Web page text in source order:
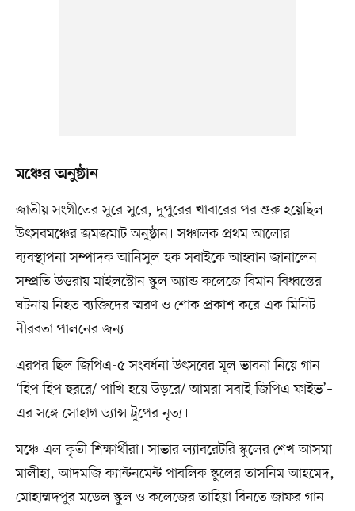
মঞ্চের অনুষ্ঠান
জাতীয় সংগীতের সুরে সুরে, দুপুরের খাবারের পর শুরু হয়েছিল
উৎসবমঞ্চের জমজমাট অনুষ্ঠান। সঞ্চালক প্রথম আলোর
ব্যবস্থাপনা সম্পাদক আনিসুল হক সবাইকে আহ্বান জানালেন
সম্প্রতি উত্তরায় মাইলস্টোন স্কুল অ্যান্ড কলেজে বিমান বিধ্বস্তের
ঘটনায় নিহত ব্যক্তিদের স্মরণ ও শোক প্রকাশ করে এক মিনিট
নীরবতা পালনের জন্য।
এরপর ছিল জিপিএ-৫ সংবর্ধনা উৎসবের মূল ভাবনা নিয়ে গান
‘হিপ হিপ হুররে/ পাখি হয়ে উড়রে/ আমরা সবাই জিপিএ ফাইভ’–
এর সঙ্গে সোহাগ ড্যান্স ট্রুপের নৃত্য।
মঞ্চে এল কৃতী শিক্ষার্থীরা। সাভার ল্যাবরেটরি স্কুলের শেখ আসমা
মালীহা, আদমজি ক্যান্টনমেন্ট পাবলিক স্কুলের তাসনিম আহমেদ,
মোহাম্মদপুর মডেল স্কুল ও কলেজের তাহিয়া বিনতে জাফর গান